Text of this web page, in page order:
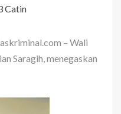
Catin
– Wali
Saragih, menegaskan